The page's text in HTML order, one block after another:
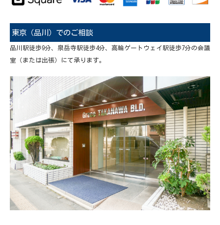
東京（品川）でのご相談
品川駅徒歩9分、泉岳寺駅徒歩4分、高輪ゲートウェイ駅徒歩7分の会議
室（または出張）にて承ります。